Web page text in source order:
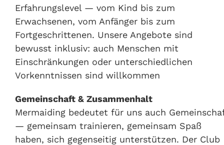
Erfahrungslevel — vom Kind bis zum
Erwachsenen, vom Anfänger bis zum
Fortgeschrittenen. Unsere Angebote sind
bewusst inklusiv: auch Menschen mit
Einschränkungen oder unterschiedlichen
Vorkenntnissen sind willkommen
Gemeinschaft & Zusammenhalt
Mermaiding bedeutet für uns auch
— gemeinsam trainieren, gemeinsam Spaß
haben, sich gegenseitig unterstützen. Der Club